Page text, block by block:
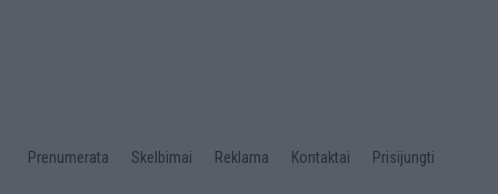
Desktop
Prenumerata Skelbimai Reklama Kontaktai Prisijungti